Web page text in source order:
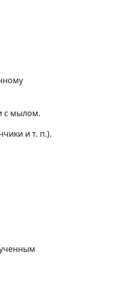
с мылом.
и т. п.).